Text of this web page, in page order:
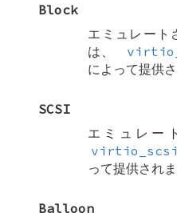
Block
エミュレート
は、
によって提供さ
SCSI
エミュレー
って提供されま
Balloon